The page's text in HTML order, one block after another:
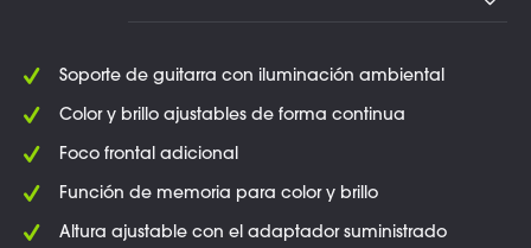
Soporte de guitarra con iluminación ambiental
Color y brillo ajustables de forma continua
Foco frontal adicional
Función de memoria para color y brillo
Altura ajustable con el adaptador suministrado